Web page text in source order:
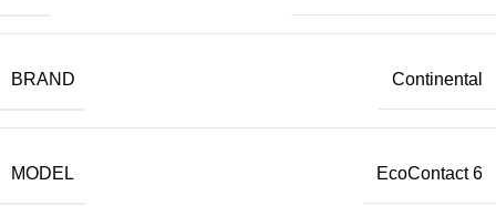
BRAND Continental
MODEL EcoContact 6